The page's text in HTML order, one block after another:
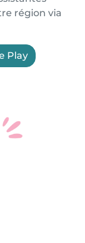
région via
Play